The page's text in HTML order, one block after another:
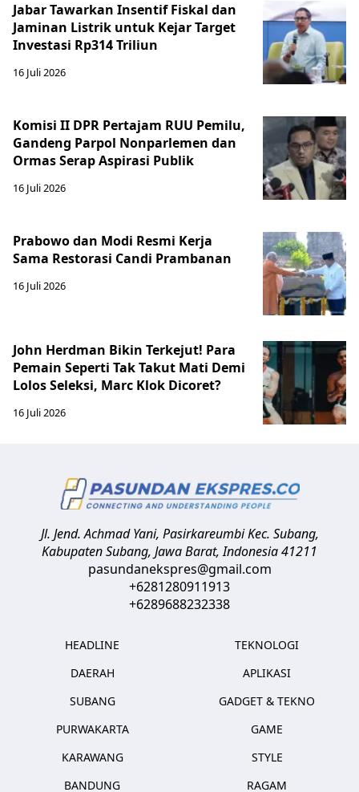
Jabar Tawarkan Insentif Fiskal dan
Jaminan Listrik untuk Kejar Target
Investasi Rp314 Triliun
16 Juli 2026
Komisi II DPR Pertajam RUU Pemilu,
Gandeng Parpol Nonparlemen dan
Ormas Serap Aspirasi Publik
16 Juli 2026
Prabowo dan Modi Resmi Kerja
Sama Restorasi Candi Prambanan
16 Juli 2026
John Herdman Bikin Terkejut! Para
Pemain Seperti Tak Takut Mati Demi
Lolos Seleksi, Marc Klok Dicoret?
16 Juli 2026
Jl. Jend. Achmad Yani, Pasirkareumbi Kec. Subang,
Kabupaten Subang, Jawa Barat,Indonesia41211
pasundanekspres@gmail.com
+6281280911913
+6289688232338
HEADLINE
DAERAH
SUBANG
PURWAKARTA
KARAWANG
BANDUNG
TEKNOLOGI
APLIKASI
GADGET & TEKNO
GAME
STYLE
RAGAM